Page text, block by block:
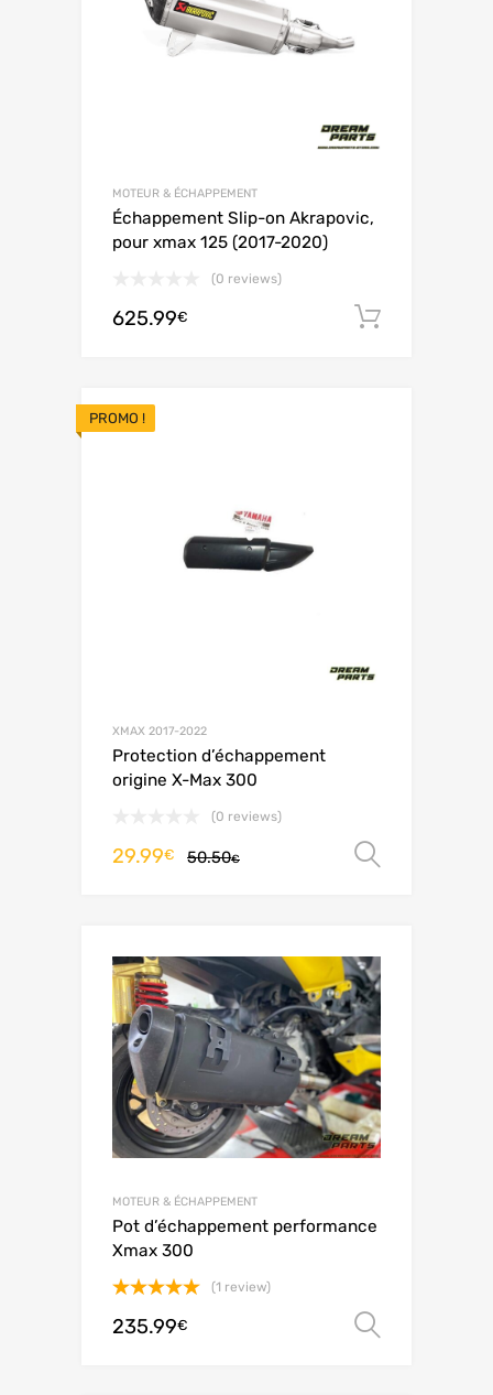
MOTEUR & ÉCHAPPEMENT
Échappement Slip-on Akrapovic,
pour xmax 125 (2017-2020)
(0 reviews)
625.99€
PROMO !
XMAX 2017-2022
Protection d’échappement
origine X-Max 300
(0 reviews)
50.50€
29.99€
MOTEUR & ÉCHAPPEMENT
Pot d’échappement performance
Xmax 300
sur 5
(1 review)
235.99€